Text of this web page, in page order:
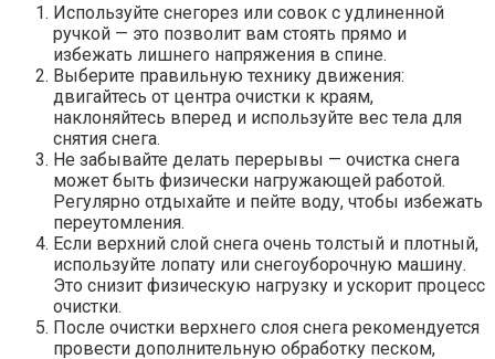
Используйте снегорез или совок с удлиненной
ручкой — это позволит вам стоять прямо и
избежать лишнего напряжения в спине.
Выберите правильную технику движения:
двигайтесь от центра очистки к краям,
наклоняйтесь вперед и используйте вес тела для
снятия снега.
Не забывайте делать перерывы — очистка снега
может быть физически нагружающей работой.
Регулярно отдыхайте и пейте воду, чтобы избежать
переутомления.
Если верхний слой снега очень толстый и плотный,
используйте лопату или снегоуборочную машину.
Это снизит физическую нагрузку и ускорит процесс
очистки.
После очистки верхнего слоя снега рекомендуется
провести дополнительную обработку песком,